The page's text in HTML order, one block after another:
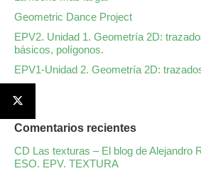
Geometric Dance Project
EPV2. Unidad 1. Geometría 2D:
básicos, polígonos.
EPV1-Unidad 2. Geometría 2D:
Comentarios recientes
CD Las texturas – El blog de Alejandro
ESO. EPV. TEXTURA